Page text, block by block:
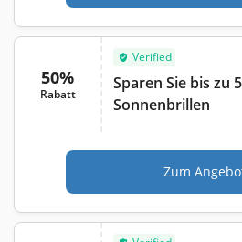
50%
Rabatt
Verified
Sparen Sie bis zu
Sonnenbrillen
Zum